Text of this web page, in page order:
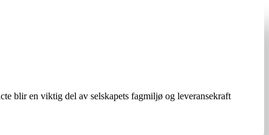
blir en viktig del av selskapets fagmiljø og leveransekraft